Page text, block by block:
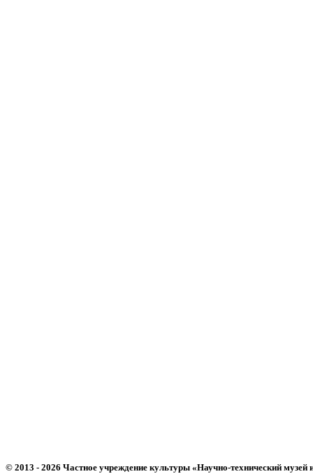
© 2013 - 2026 Частное учреждение культуры «Научно-технический музей